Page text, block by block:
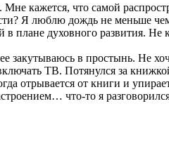
кажется, что самой
Я люблю дождь не меньше
духовного развития. Не
в простынь. Не
ТВ. Потянулся за
отрывается от книги и
что-то я